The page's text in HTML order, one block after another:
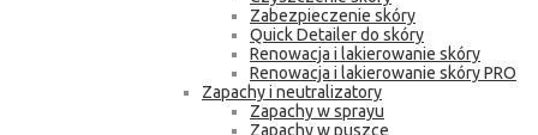
Zabezpieczenie skóry
Quick Detailer do skóry
Renowacja i lakierowanie skóry
Renowacja i lakierowanie skóry PRO
Zapachy i neutralizatory
Zapachy w sprayu
Zapachy w puszce